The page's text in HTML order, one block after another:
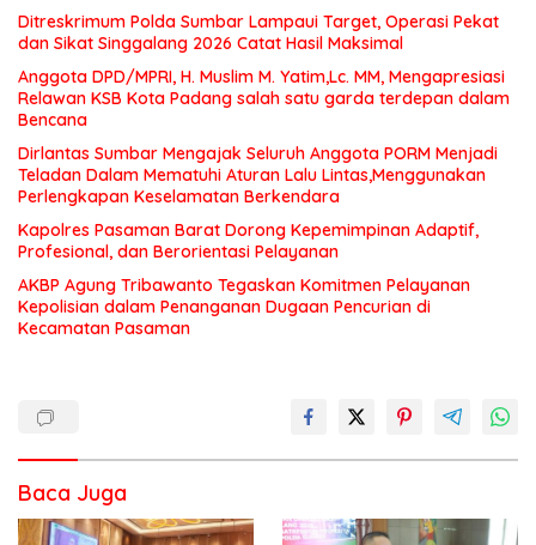
Ditreskrimum Polda Sumbar Lampaui Target, Operasi Pekat
dan Sikat Singgalang 2026 Catat Hasil Maksimal
Anggota DPD/MPRI, H. Muslim M. Yatim,Lc. MM, Mengapresiasi
Relawan KSB Kota Padang salah satu garda terdepan dalam
Bencana
Dirlantas Sumbar Mengajak Seluruh Anggota PORM Menjadi
Teladan Dalam Mematuhi Aturan Lalu Lintas,Menggunakan
Perlengkapan Keselamatan Berkendara
Kapolres Pasaman Barat Dorong Kepemimpinan Adaptif,
Profesional, dan Berorientasi Pelayanan
AKBP Agung Tribawanto Tegaskan Komitmen Pelayanan
Kepolisian dalam Penanganan Dugaan Pencurian di
Kecamatan Pasaman
Baca Juga